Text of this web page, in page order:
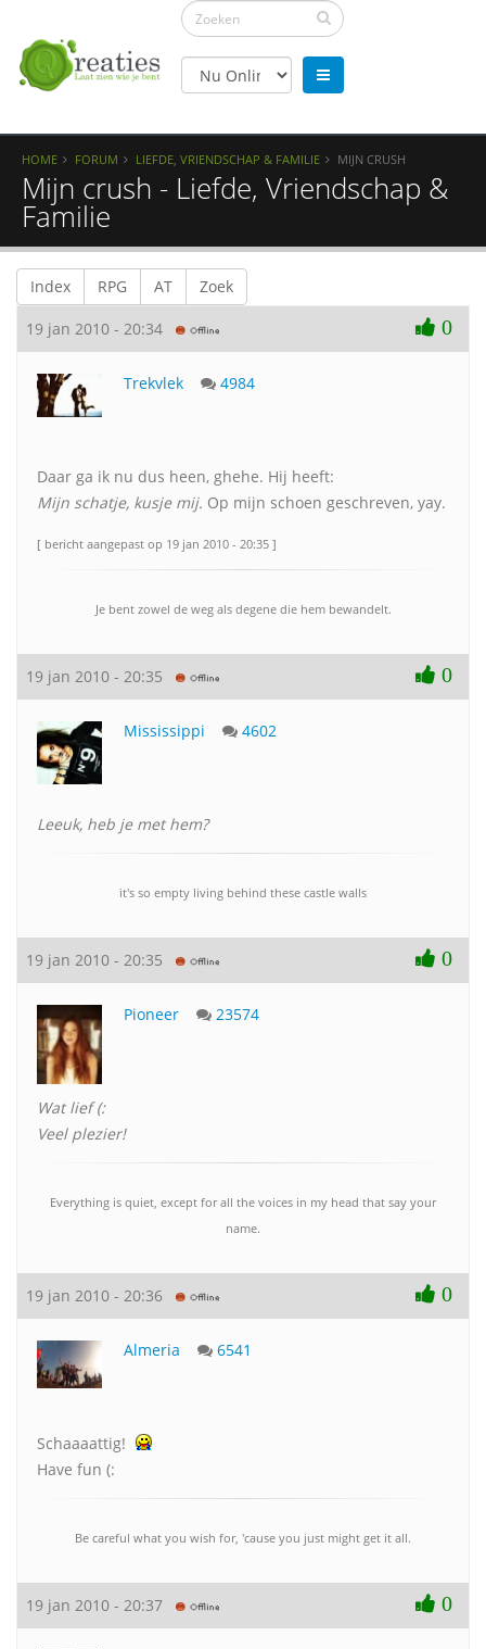
HOME FORUM LIEFDE, VRIENDSCHAP & FAMILIE MIJN CRUSH
Mijn crush - Liefde, Vriendschap &
Familie
Index RPG AT Zoek
19 jan 2010 - 20:34 0
Trekvlek 4984
Daar ga ik nu dus heen, ghehe. Hij heeft:
Mijn schatje, kusje mij. Op mijn schoen geschreven, yay.
[ bericht aangepast op 19 jan 2010 - 20:35 ]
Je bent zowel de weg als degene die hem bewandelt.
19 jan 2010 - 20:35 0
Mississippi 4602
Leeuk, heb je met hem?
it's so empty living behind these castle walls
19 jan 2010 - 20:35 0
Pioneer 23574
Wat lief (:
Veel plezier!
Everything is quiet, except for all the voices in my head that say your
name.
19 jan 2010 - 20:36 0
Almeria 6541
Schaaaattig!
Have fun (:
Be careful what you wish for, 'cause you just might get it all.
19 jan 2010 - 20:37 0